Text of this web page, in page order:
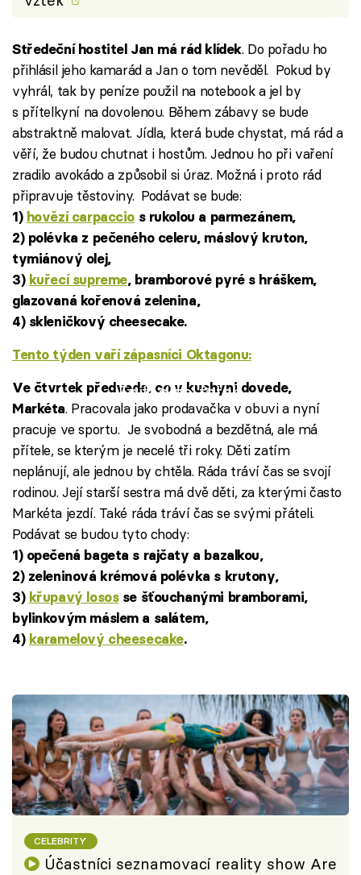
Středeční hostitel Jan má rád klídek. Do pořadu ho
přihlásil jeho kamarád a Jan o tom nevěděl. Pokud by
vyhrál, tak by peníze použil na notebook a jel by
s přítelkyní na dovolenou. Během zábavy se bude
abstraktně malovat. Jídla, která bude chystat, má rád a
věří, že budou chutnat i hostům. Jednou ho při vaření
zradilo avokádo a způsobil si úraz. Možná i proto rád
připravuje těstoviny. Podávat se bude:
1) hovězí carpaccios rukolou a parmezánem,
2) polévka z pečeného celeru, máslový kruton,
tymiánový olej,
3) kuřecí supreme, bramborové pyré s hráškem,
glazovaná kořenová zelenina,
4) skleničkový cheesecake.
Tento týden vaří zápasníci Oktagonu:
Failed to fetch
Ve čtvrtek předvede, co v kuchyni dovede,
Markéta. Pracovala jako prodavačka v obuvi a nyní
pracuje ve sportu. Je svobodná a bezdětná, ale má
přítele, se kterým je necelé tři roky. Děti zatím
neplánují, ale jednou by chtěla. Ráda tráví čas se svojí
rodinou. Její starší sestra má dvě děti, za kterými často
Markéta jezdí. Také ráda tráví čas se svými přáteli.
Podávat se budou tyto chody:
1) opečená bageta s rajčaty a bazalkou,
2) zeleninová krémová polévka s krutony,
3) křupavý lososse šťouchanými bramborami,
bylinkovým máslem a salátem,
4) karamelový cheesecake.
CELEBRITY
Účastníci seznamovací reality show Are